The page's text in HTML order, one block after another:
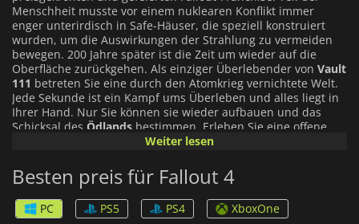
Menschheit musste vor einem nuklearen Konflikt immer
enger unterirdisch in Safe-Häuser, die speziell konstruiert
wurden, um die Auswirkungen der Strahlung zu vermeiden
bewegen. 200 Jahre später ist die Zeit um wieder auf die
Oberfläche zurückgehen. Als einziger Überlebender von Vault
111 betreten Sie eine durch den Atomkrieg vernichtete Welt.
Jede Sekunde ist ein Kampf ums Überleben und alles liegt in
Ihrer Hand. Nur Sie können sie wieder aufbauen und das
Schicksal des Ödlands bestimmen. Erleben Sie eine offene
Welt, die durch einen Atomkrieg zerstört wurde, in dem
Menschheit. Neue Kreaturen, Mutanten und eine ganz neue
Gesellschaft wo Ihre Werte und Moral keinen Wert haben
machen das spiel ein bestseller! Mit völlige Freiheit um
Freunde und Gruppen aussuchen, Können sie das Leben des
Weiter lesen
Besten preis für Fallout 4
PC PS5 PS4
XboxOne